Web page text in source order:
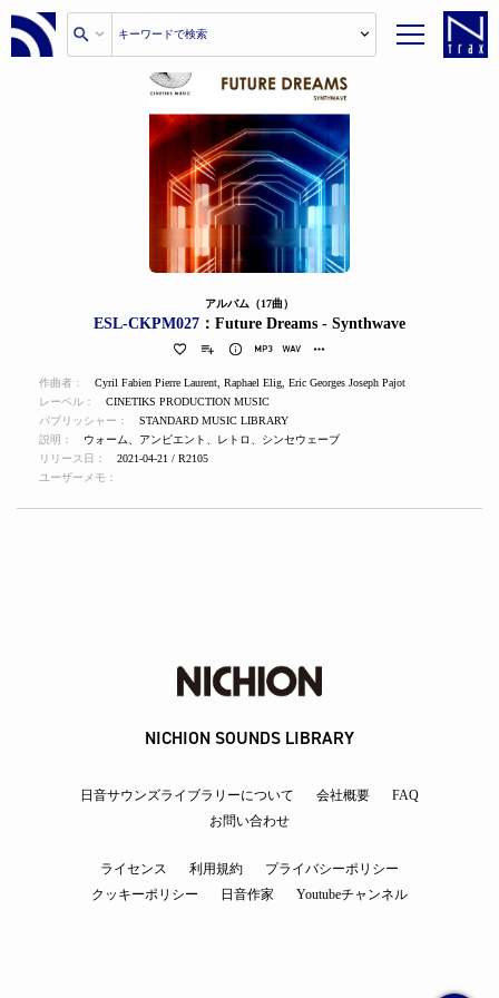
アルバム（17曲）
ESL-CKPM027 ：Future Dreams - Synthwave
作曲者： Cyril Fabien Pierre Laurent Raphael Elig Eric Georges Joseph Pajot
レーベル：
CINETIKS PRODUCTION MUSIC
パブリッシャー：
STANDARD MUSIC LIBRARY
説明：
ウォーム、アンビエント、レトロ、シンセウェーブ
リリース日：
2021-04-21 / R2105
ユーザーメモ：
NICHION SOUNDS LIBRARY
日音サウンズライブラリーについて 会社概要
FAQ
お問い合わせ
ライセンス 利用規約
プライバシーポリシー
クッキーポリシー
日音作家 Youtubeチャンネル